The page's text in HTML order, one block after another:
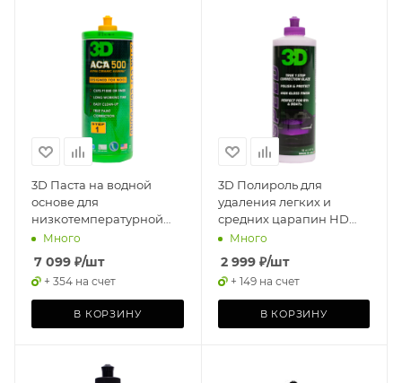
3D Паста на водной
основе для
низкотемпературной
полировки ACA 500 Cut
Compound 0,95л
Много
7 099 ₽/шт
+ 354 на счет
В КОРЗИНУ
3D Полироль для
удаления легких и
средних царапин HD
Speed 0,41л
Много
2 999₽/шт
+ 149 на счет
В КОРЗИНУ